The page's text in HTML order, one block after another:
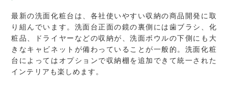
最新の洗面化粧台は、各社使いやすい収納の商品開発に取
り組んでいます。洗面台正面の鏡の裏側には歯ブラシ、化
粧品、ドライヤーなどの収納が、洗面ボウルの下側にも大
きなキャビネットが備わっていることが一般的。洗面化粧
台によってはオプションで収納棚を追加できて統一された
インテリアも楽しめます。